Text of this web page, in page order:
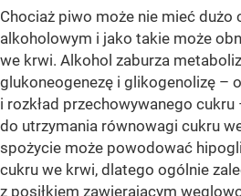
Chociaż piwo może nie mieć dużo
alkoholowym i jako takie może
we krwi. Alkohol zaburza
glukoneogenezę i glikogenolizę –
i rozkład przechowywanego cukru
do utrzymania równowagi cukru
spożycie może powodować
cukru we krwi, dlatego ogólnie
z posiłkiem zawierającym